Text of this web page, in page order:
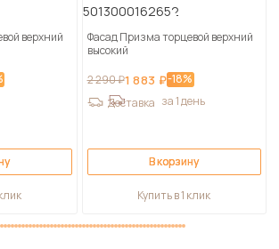
верхний
Фасад Призма торцевой верхний
высокий
2 290 ₽1 883 ₽-18%
Доставка за 1 день
В корзину
Купить в 1 клик